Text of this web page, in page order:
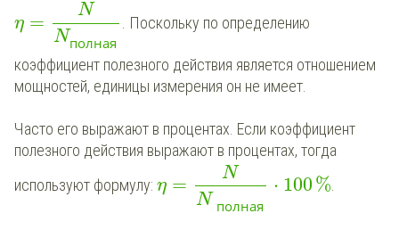
η =
N
Nполная
. Поскольку по определению
коэффициент полезного действия является отношением
мощностей, единицы измерения он не имеет.
Часто его выражают в процентах. Если коэффициент
полезного действия выражают в процентах, тогда
используют формулу: η =
N
N полная
⋅ 100%.